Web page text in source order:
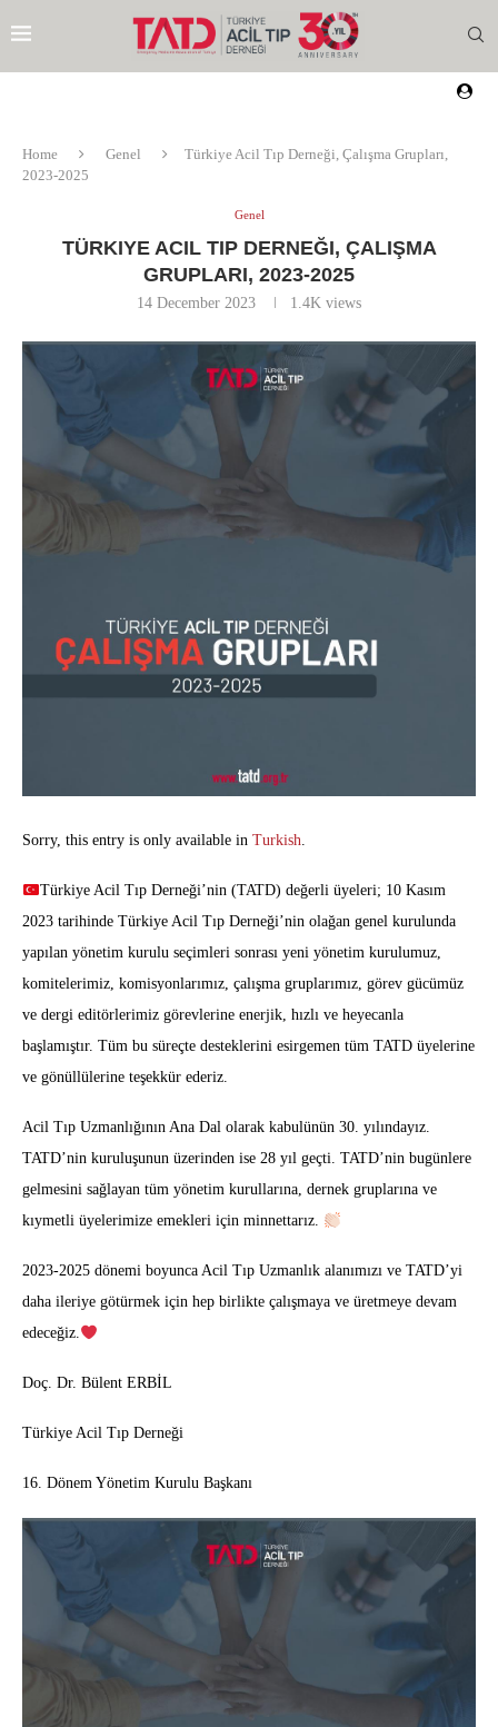
Home Genel
Türkiye Acil Tıp Derneği, Çalışma Grupları,
2023-2025
Genel
TÜRKIYE ACIL TIP DERNEĞI, ÇALIŞMA
GRUPLARI, 2023-2025
14 December 2023 1.4K views
Sorry, this entry is only available in Turkish.
Türkiye Acil Tıp Derneği’nin (TATD) değerli üyeleri; 10 Kasım
2023 tarihinde Türkiye Acil Tıp Derneği’nin olağan genel kurulunda
yapılan yönetim kurulu seçimleri sonrası yeni yönetim kurulumuz,
komitelerimiz, komisyonlarımız, çalışma gruplarımız, görev gücümüz
ve dergi editörlerimiz görevlerine enerjik, hızlı ve heyecanla
başlamıştır. Tüm bu süreçte desteklerini esirgemen tüm TATD üyelerine
ve gönüllülerine teşekkür ederiz.
Acil Tıp Uzmanlığının Ana Dal olarak kabulünün 30. yılındayız.
TATD’nin kuruluşunun üzerinden ise 28 yıl geçti. TATD’nin bugünlere
gelmesini sağlayan tüm yönetim kurullarına, dernek gruplarına ve
kıymetli üyelerimize emekleri için minnettarız.
2023-2025 dönemi boyunca Acil Tıp Uzmanlık alanımızı ve TATD’yi
daha ileriye götürmek için hep birlikte çalışmaya ve üretmeye devam
edeceğiz.
Doç. Dr. Bülent ERBİL
Türkiye Acil Tıp Derneği
16.⁠ ⁠Dönem Yönetim Kurulu Başkanı